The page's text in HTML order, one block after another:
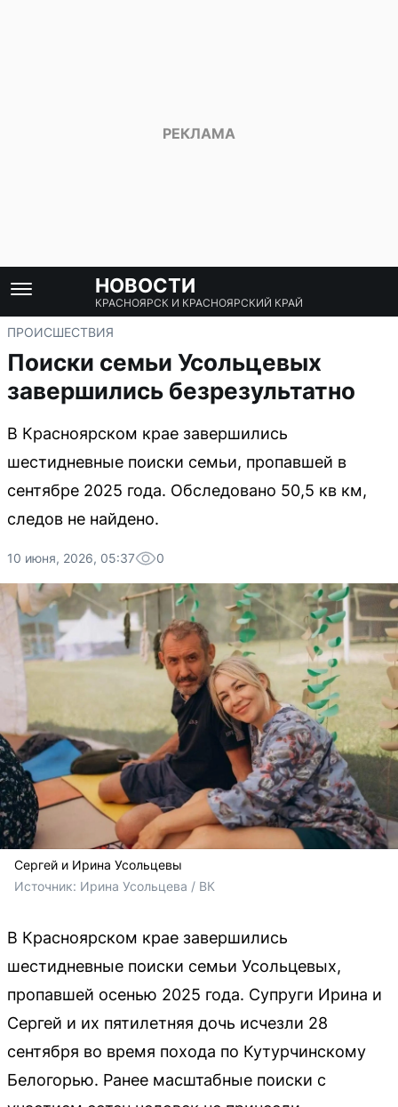
НОВОСТИ
КРАСНОЯРСК И КРАСНОЯРСКИЙ КРАЙ
ПРОИСШЕСТВИЯ
Поиски семьи Усольцевых
завершились безрезультатно
В Красноярском крае завершились
шестидневные поиски семьи, пропавшей в
сентябре 2025 года. Обследовано 50,5 кв км,
следов не найдено.
10 июня, 2026, 05:37 0
Сергей и Ирина Усольцевы
Источник: Ирина Усольцева / ВК
В Красноярском крае завершились
шестидневные поиски семьи Усольцевых,
пропавшей осенью 2025 года. Супруги Ирина и
Сергей и их пятилетняя дочь исчезли 28
сентября во время похода по Кутурчинскому
Белогорью. Ранее масштабные поиски с